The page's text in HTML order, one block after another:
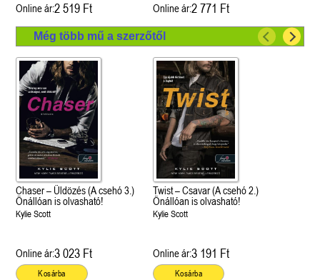
Online ár:2 519 Ft Online ár:2 771 Ft
Még több mű a szerzőtől
Chaser – Üldözés (A csehó 3.)
Önállóan is olvasható!
Kylie Scott
Online ár:3 023 Ft
Kosárba
Twist – Csavar (A csehó 2.)
Önállóan is olvasható!
Kylie Scott
Online ár:3 191 Ft
Kosárba